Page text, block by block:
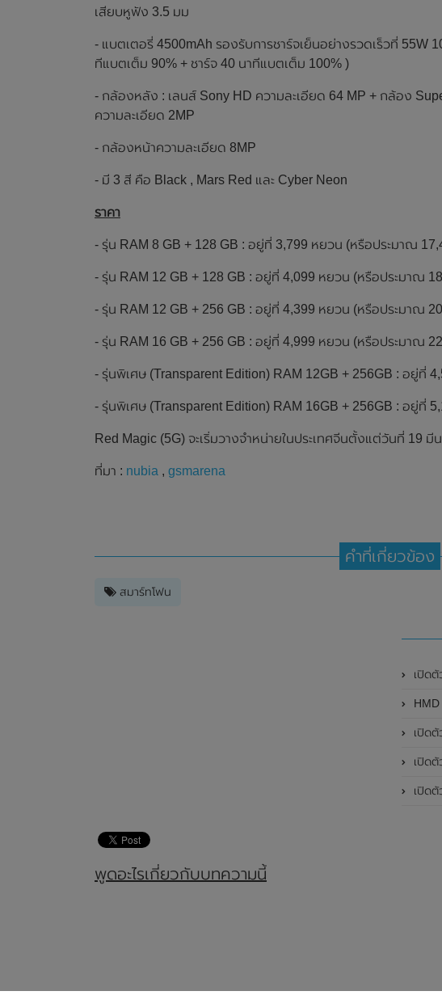
เสียบหูฟัง 3.5 มม
- แบตเตอรี่ 4500mAh รองรับการชาร์จเย็นอย่างรวดเร็วที่ 55W
ทีแบตเต็ม 90% + ชาร์จ 40 นาทีแบตเต็ม 100% )
- กล้องหลัง : เลนส์ Sony HD ความละเอียด 64 MP + กล้อง
ความละเอียด 2MP
- กล้องหน้าความละเอียด 8MP
- มี 3 สี คือ Black , Mars Red และ Cyber Neon
ราคา
- รุ่น RAM 8 GB + 128 GB : อยู่ที่ 3,799 หยวน (หรือประมาณ
- รุ่น RAM 12 GB + 128 GB : อยู่ที่ 4,099 หยวน (หรือประมาณ
- รุ่น RAM 12 GB + 256 GB : อยู่ที่ 4,399 หยวน (หรือประมาณ
- รุ่น RAM 16 GB + 256 GB : อยู่ที่ 4,999 หยวน (หรือประมาณ
- รุ่นพิเศษ (Transparent Edition) RAM 12GB + 256GB : อยู่ที่
- รุ่นพิเศษ (Transparent Edition) RAM 16GB + 256GB : อยู่ที่
Red Magic (5G) จะเริ่มวางจำหน่ายในประเทศจีนตั้งแต่วันที่ 19 มี
ที่มา : nubia , gsmarena
คำที่เกี่ยวข้อง
สมาร์ทโฟน
เปิดตัวสมาร์ทโฟ
HMD เปิ
เปิดตัว
เปิดตัวสม
เปิดตัวส
พูดอะไรเกี่ยวกับบทความนี้